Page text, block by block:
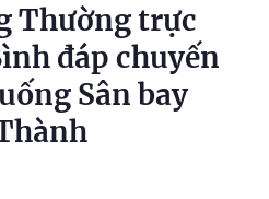
Thường trực
đáp chuyến
Sân bay